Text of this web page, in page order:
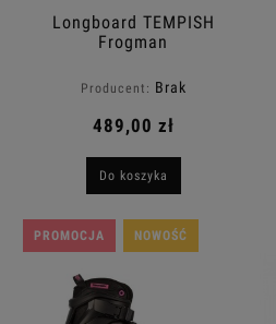
Longboard TEMPISH
Frogman
Producent: Brak
489,00 zł
Do koszyka
PROMOCJA NOWOŚĆ